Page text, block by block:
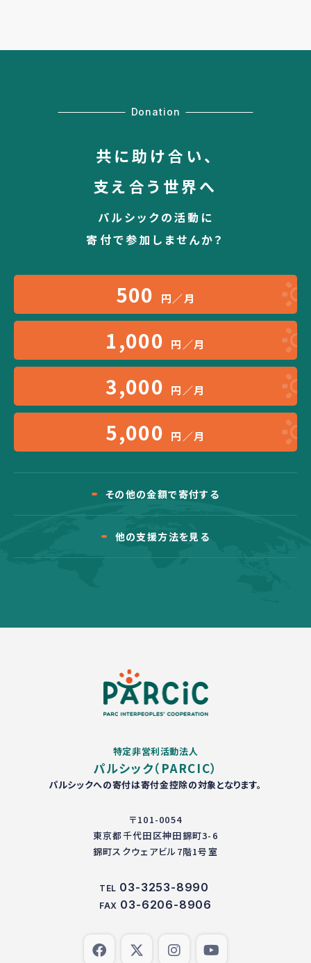
Donation
共に助け合い、
支え合う世界へ
パルシックの活動に
寄付で参加しませんか？
500 円／月
1,000 円／月
3,000 円／月
5,000 円／月
その他の金額で寄付する
他の支援方法を見る
特定非営利活動法人
パルシック（PARCIC）
パルシックへの寄付は寄付金控除の対象となります。
〒101-0054
東京都千代田区神田錦町3-6
錦町スクウェアビル7階1号室
TEL 03-3253-8990
FAX 03-6206-8906